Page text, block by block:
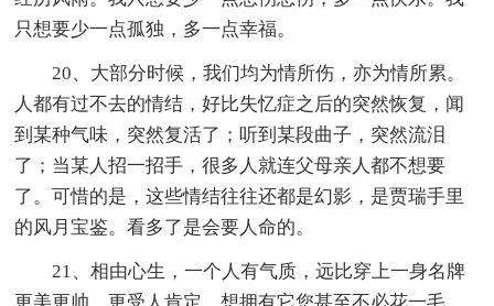
只想要少一点孤独，多一点幸福。
20、大部分时候，我们均为情所伤，亦为情所累。
人都有过不去的情结，好比失忆症之后的突然恢复，闻
到某种气味，突然复活了；听到某段曲子，突然流泪
了；当某人招一招手，很多人就连父母亲人都不想要
了。可惜的是，这些情结往往还都是幻影，是贾瑞手里
的风月宝鉴。看多了是会要人命的。
21、相由心生，一个人有气质，远比穿上一身名牌